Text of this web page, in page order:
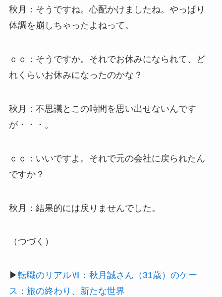
秋月：そうですね。心配かけましたね。やっぱり
体調を崩しちゃったよねって。
ｃｃ：そうですか。それでお休みになられて、ど
れくらいお休みになったのかな？
秋月：不思議とこの時間を思い出せないんです
が・・・。
ｃｃ：いいですよ。それで元の会社に戻られたん
ですか？
秋月：結果的には戻りませんでした。
（つづく）
▶転職のリアルⅦ：秋月誠さん（31歳）のケー
ス：旅の終わり、新たな世界